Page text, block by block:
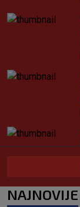
NAJNOVIJE